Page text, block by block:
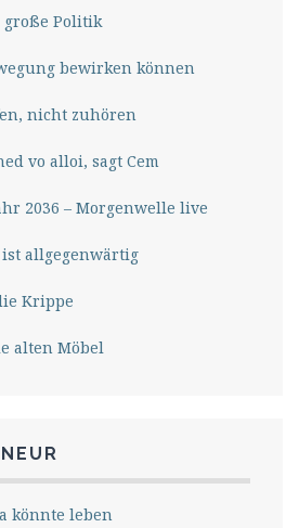
große Politik
bewirken können
nicht zuhören
vo alloi, sagt Cem
2036 – Morgenwelle live
allgegenwärtig
Krippe
alten Möbel
könnte leben